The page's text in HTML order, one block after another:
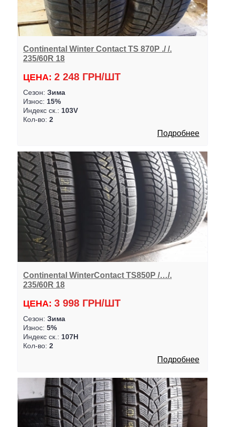
Continental Winter Contact TS 870P ./ /.
235/60R 18
ЦЕНА: 2 248 ГРН/ШТ
Сезон: Зима
Износ: 15%
Индекс ск.: 103V
Кол-во: 2
Подробнее
Continental WinterContact TS850P /…/.
235/60R 18
ЦЕНА: 3 998 ГРН/ШТ
Сезон: Зима
Износ: 5%
Индекс ск.: 107H
Кол-во: 2
Подробнее